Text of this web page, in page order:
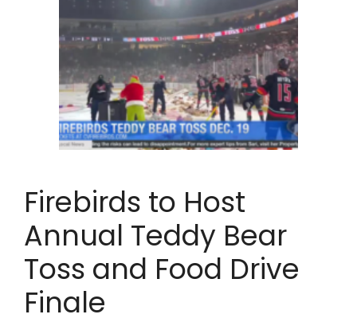
Firebirds to Host
Annual Teddy Bear
Toss and Food Drive
Finale